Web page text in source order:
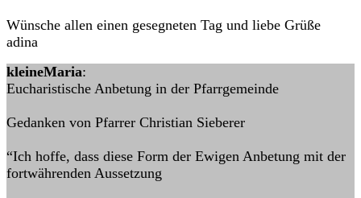
Wünsche allen einen gesegneten Tag und liebe Grüße
adina
kleineMaria:
Eucharistische Anbetung in der Pfarrgemeinde
Gedanken von Pfarrer Christian Sieberer
“Ich hoffe, dass diese Form der Ewigen Anbetung mit der
fortwährenden Aussetzung